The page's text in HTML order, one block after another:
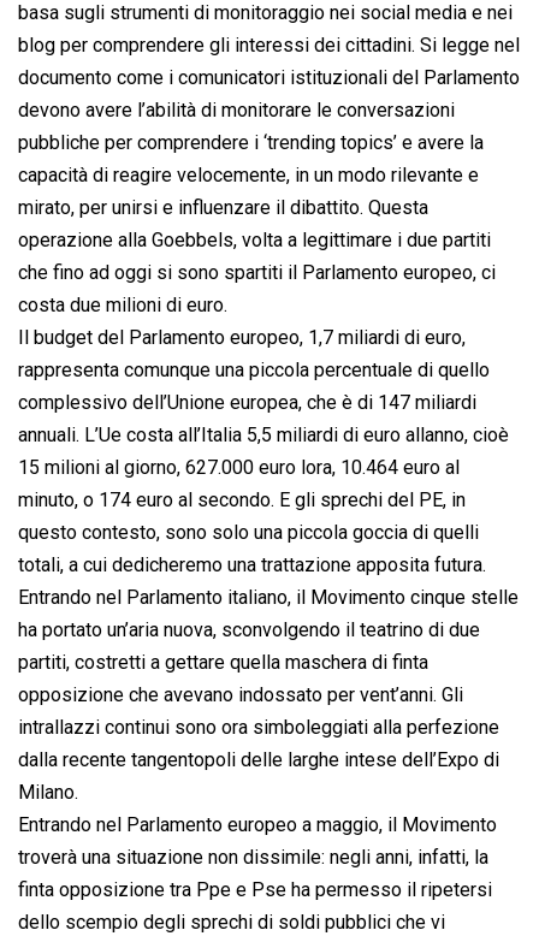
basa sugli strumenti di monitoraggio nei social media e nei
blog per comprendere gli interessi dei cittadini. Si legge nel
documento come i comunicatori istituzionali del Parlamento
devono avere l’abilità di monitorare le conversazioni
pubbliche per comprendere i ‘trending topics’ e avere la
capacità di reagire velocemente, in un modo rilevante e
mirato, per unirsi e influenzare il dibattito. Questa
operazione alla Goebbels, volta a legittimare i due partiti
che fino ad oggi si sono spartiti il Parlamento europeo, ci
costa due milioni di euro.
Il budget del Parlamento europeo, 1,7 miliardi di euro,
rappresenta comunque una piccola percentuale di quello
complessivo dell’Unione europea, che è di 147 miliardi
annuali. L’Ue costa all’Italia 5,5 miliardi di euro allanno, cioè
15 milioni al giorno, 627.000 euro lora, 10.464 euro al
minuto, o 174 euro al secondo. E gli sprechi del PE, in
questo contesto, sono solo una piccola goccia di quelli
totali, a cui dedicheremo una trattazione apposita futura.
Entrando nel Parlamento italiano, il Movimento cinque stelle
ha portato un’aria nuova, sconvolgendo il teatrino di due
partiti, costretti a gettare quella maschera di finta
opposizione che avevano indossato per vent’anni. Gli
intrallazzi continui sono ora simboleggiati alla perfezione
dalla recente tangentopoli delle larghe intese dell’Expo di
Milano.
Entrando nel Parlamento europeo a maggio, il Movimento
troverà una situazione non dissimile: negli anni, infatti, la
finta opposizione tra Ppe e Pse ha permesso il ripetersi
dello scempio degli sprechi di soldi pubblici che vi